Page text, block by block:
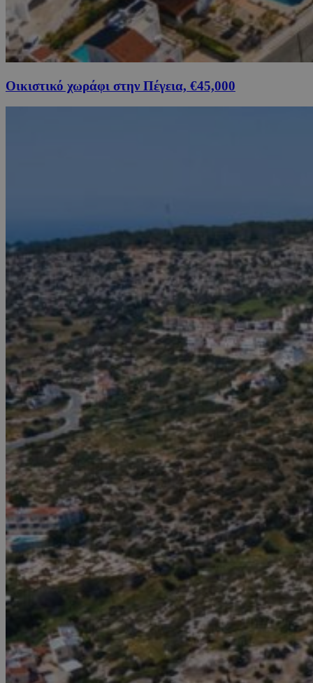
Οικιστικό χωράφι στην Πέγεια, €45,000